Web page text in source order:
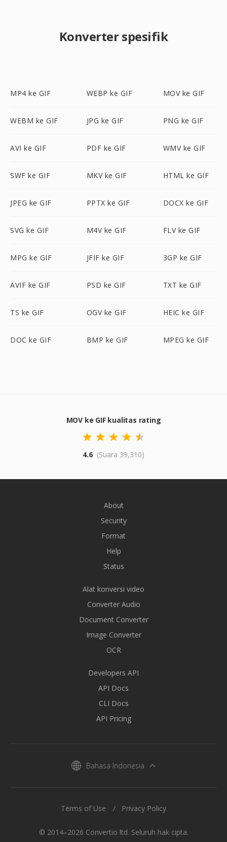
Konverter spesifik
MP4 ke GIF WEBP ke GIF MOV ke GIF
WEBM ke GIF JPG ke GIF PNG ke GIF
AVI ke GIF PDF ke GIF WMV ke GIF
SWF ke GIF MKV ke GIF HTML ke GIF
JPEG ke GIF PPTX ke GIF DOCX ke GIF
SVG ke GIF M4V ke GIF FLV ke GIF
MPG ke GIF JFIF ke GIF 3GP ke GIF
AVIF ke GIF PSD ke GIF TXT ke GIF
TS ke GIF OGV ke GIF HEIC ke GIF
DOC ke GIF BMP ke GIF MPEG ke GIF
MOV ke GIF kualitas rating
4.6 (Suara 39,310)
About
Security
Format
Help
Status
Alat konversi video
Converter Audio
Document Converter
Image Converter
OCR
Developers API
API Docs
CLI Docs
API Pricing
Bahasa Indonesia
© 2014–2026 Convertio ltd. Seluruh hak cipta.
Terms of Use Privacy Policy